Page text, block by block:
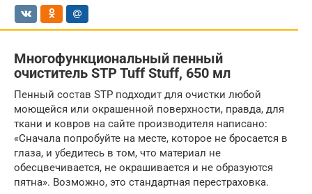
Многофункциональный пенный
очиститель STP Tuff Stuff, 650 мл
Пенный состав STP подходит для очистки любой
моющейся или окрашенной поверхности, правда, для
ткани и ковров на сайте производителя написано:
«Сначала попробуйте на месте, которое не бросается в
глаза, и убедитесь в том, что материал не
обесцвечивается, не окрашивается и не образуются
пятна». Возможно, это стандартная перестраховка.